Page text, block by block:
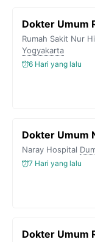
Dokter Umum
Rumah Sakit Nur
Yogyakarta
6 Hari yang lalu
Dokter Umum
Naray Hospital
7 Hari yang lalu
Dokter Umum